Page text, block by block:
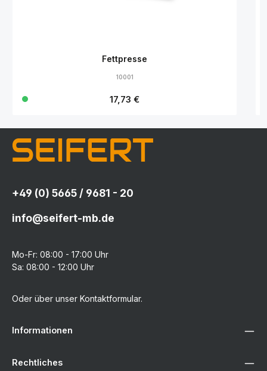
Fettpresse
10001
Regulärer Preis:
17,73 €
+49 (0) 5665 / 9681 - 20
info@seifert-mb.de
Mo-Fr: 08:00 - 17:00 Uhr
Sa: 08:00 - 12:00 Uhr
Oder über unser Kontaktformular.
Informationen
Rechtliches